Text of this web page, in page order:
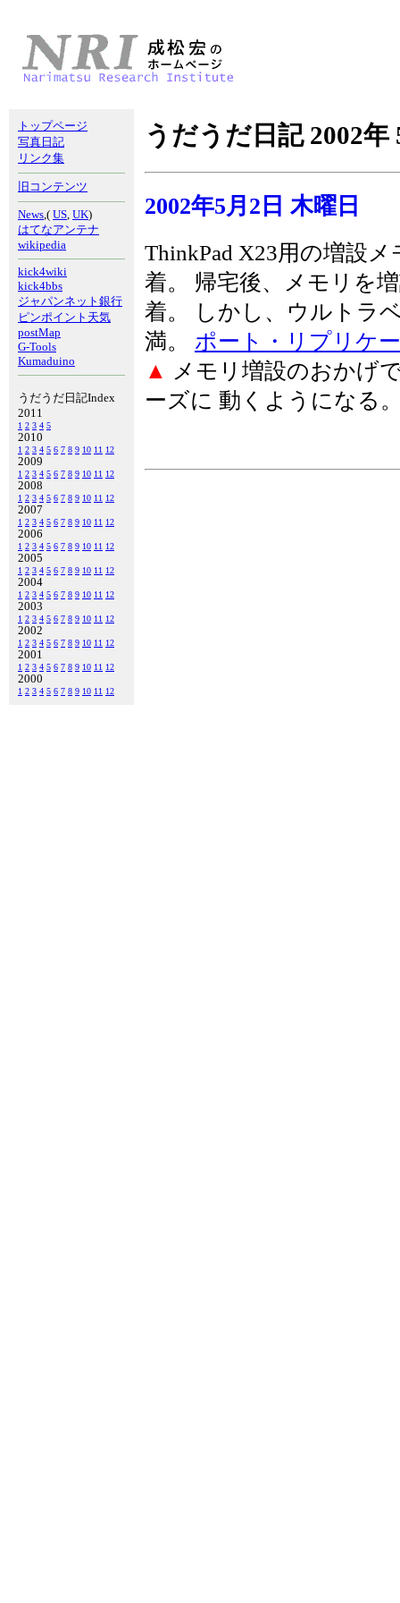
トップページ
写真日記
リンク集
旧コンテンツ
News,( US, UK)
はてなアンテナ
wikipedia
kick4wiki
kick4bbs
ジャパンネット銀行
ピンポイント天気
postMap
G-Tools
Kumaduino
うだうだ日記Index
2011
1 2 3 4 5
2010
1 2 3 4 5 6 7 8 9 10 11 12
2009
1 2 3 4 5 6 7 8 9 10 11 12
2008
1 2 3 4 5 6 7 8 9 10 11 12
2007
1 2 3 4 5 6 7 8 9 10 11 12
2006
1 2 3 4 5 6 7 8 9 10 11 12
2005
1 2 3 4 5 6 7 8 9 10 11 12
2004
1 2 3 4 5 6 7 8 9 10 11 12
2003
1 2 3 4 5 6 7 8 9 10 11 12
2002
1 2 3 4 5 6 7 8 9 10 11 12
2001
1 2 3 4 5 6 7 8 9 10 11 12
2000
1 2 3 4 5 6 7 8 9 10 11 12
うだうだ日記 2002年
2002年5月2日 木曜日
ThinkPad X23用の増設
着。 帰宅後、メモリを
着。 しかし、ウルトラ
満。 ポート・リプリケ
▲
メモリ増設のおかげ
ーズに 動くようになる